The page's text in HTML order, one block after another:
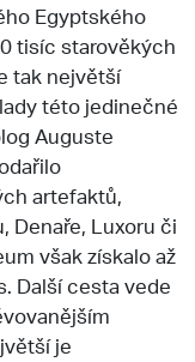
Egyptského
tisíc starověkých
tak největší
této jedinečné
Auguste
artefaktů,
Denaře, Luxoru či
však získalo až
Další cesta vede
je